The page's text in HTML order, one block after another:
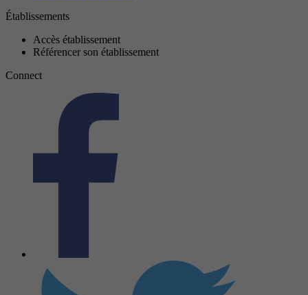
Établissements
Accès établissement
Référencer son établissement
Connect